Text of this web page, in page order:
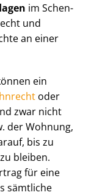
im Schen­
und
an einer
ein
oder
zwar nicht
der Wohnung,
bis zu
bleiben.
für eine
sämtliche